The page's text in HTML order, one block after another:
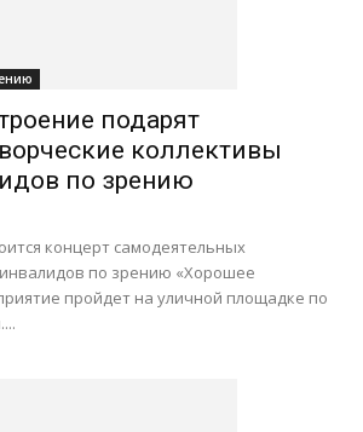
подарят
коллективы
по зрению
концерт самодеятельных
по зрению «Хорошее
пройдет на уличной площадке по